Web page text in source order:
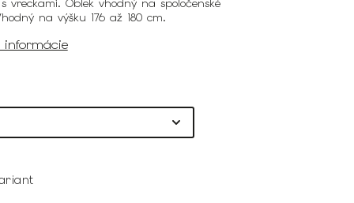
vreckami. Oblek vhodný na spoločenské
na výšku 176 až 180 cm.
informácie